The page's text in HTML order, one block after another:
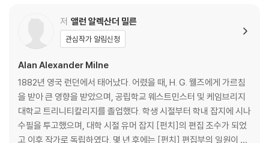
시인 곰돌이 푸는 숲속의 햇살과 바람의 속삭임을 들으며 노랫말을 흥얼거
리는 일이 더 많아졌다. 친구를 생각하는 예쁜 마음은 여전해서, 따듯한 봄
날에는 피글렛의 용기를 칭찬해줄 7절짜리 노래가 떠올랐고, 눈 오는 겨울
날에는 푸를 ‘머리 나쁜 곰’이라고 부르는 이요르가 걱정되어 안부를 물으
러 찾아갔다. 물론 친구들의 꿀과 음식을 탐내는 버릇도 여전했고…….
그러던 어느 날 한밤중에 호랑이 티거가 나타났다. 티거는 아기였지만 덩
치가 크고 소리도 크고 동작도 빨라서 숲속 친구들을 불안하게 만들었다.
소심한 돼지 피글렛은 엉덩방아를 찧으며 피해 다녔고, 우울한 당나귀 이
요르는 강에 풍덩 빠져버렸고, 아기 캥거루 루는 높은 소나무에서 뛰어내
저 앨런 알렉산더 밀른
관심작가 알림신청
Alan Alexander Milne
1882년 영국 런던에서 태어났다. 어렸을 때, H. G. 웰즈에게 가르침
을 받아 큰 영향을 받았으며, 공립학교 웨스트민스터 및 케임브리지
대학교 트리니티칼리지를 졸업했다. 학생 시절부터 학내 잡지에 시나
수필을 투고했으며, 대학 시절 유머 잡지 [펀치]의 편집 조수가 되었
고 이후 작가로 독립하였다. 몇 년 후에는 [펀치] 편집부의 일원이 되